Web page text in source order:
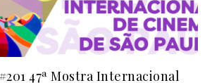
47ª Mostra Internacional